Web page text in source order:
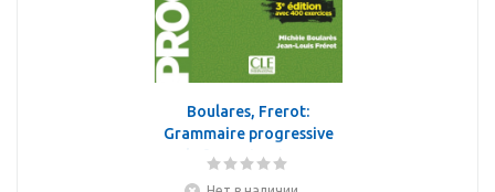
Boulares, Frerot:
Grammaire progressive
du francais. Niveau